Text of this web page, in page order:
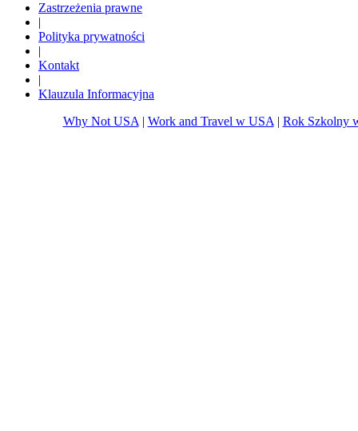
Zastrzeżenia prawne
|
Polityka prywatności
|
Kontakt
|
Klauzula Informacyjna
Why Not USA | Work and Travel w USA | Rok Szkolny